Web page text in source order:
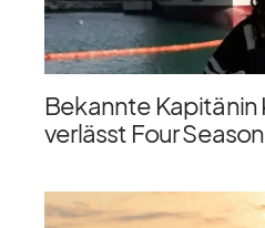
Bekannte Kapitänin
verlässt Four